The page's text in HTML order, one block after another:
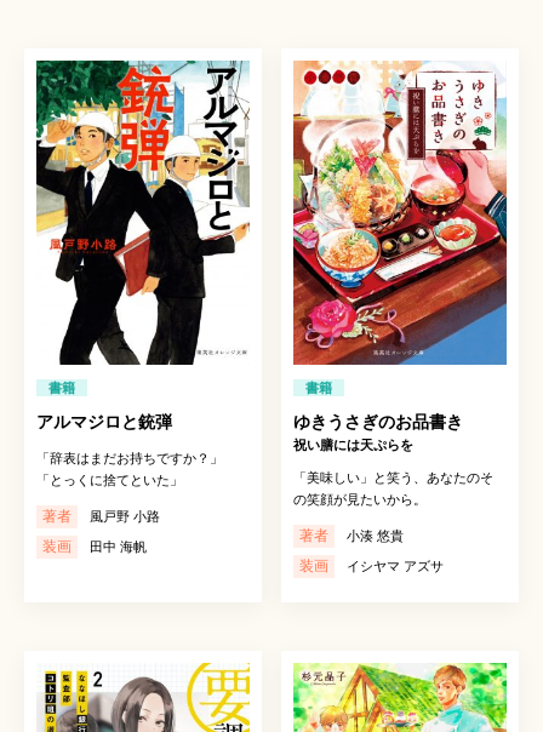
書籍
アルマジロと銃弾
「辞表はまだお持ちですか？」
「とっくに捨てといた」
著者 風戸野 小路
装画 田中 海帆
書籍
ゆきうさぎのお品書き
祝い膳には天ぷらを
「美味しい」と笑う、あなたのそ
の笑顔が見たいから。
著者 小湊 悠貴
装画 イシヤマ アズサ